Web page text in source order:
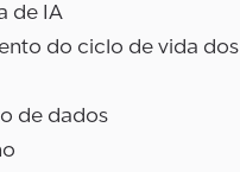
de IA
do ciclo de vida dos
de dados